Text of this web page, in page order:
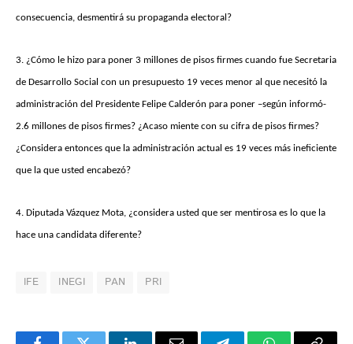
consecuencia, desmentirá su propaganda electoral?
3. ¿Cómo le hizo para poner 3 millones de pisos firmes cuando fue Secretaria
de Desarrollo Social con un presupuesto 19 veces menor al que necesitó la
administración del Presidente Felipe Calderón para poner –según informó-
2.6 millones de pisos firmes? ¿Acaso miente con su cifra de pisos firmes?
¿Considera entonces que la administración actual es 19 veces más ineficiente
que la que usted encabezó?
4. Diputada Vázquez Mota, ¿considera usted que ser mentirosa es lo que la
hace una candidata diferente?
IFE INEGI PAN PRI